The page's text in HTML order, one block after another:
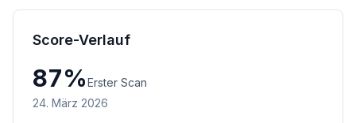
Score-Verlauf
87%Erster Scan
24. März 2026